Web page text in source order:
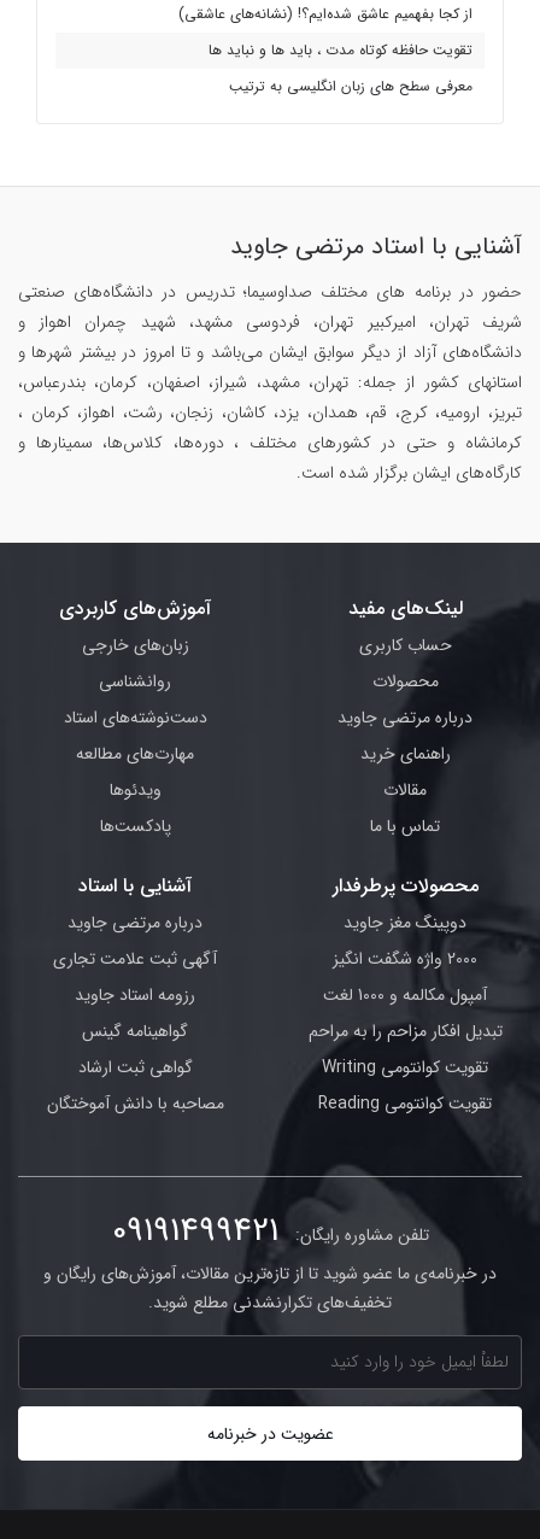
از کجا بفهمیم عاشق شده‌ایم؟! (نشانه‌های عاشقی)
تقویت حافظه کوتاه مدت ، باید ها و نباید ها
معرفی سطح های زبان انگلیسی به ترتیب
آشنایی با استاد مرتضی جاوید
حضور در برنامه های مختلف صداوسیما؛ تدریس در دانشگاه‌های صنعتی
شریف تهران، امیرکبیر تهران، فردوسی مشهد، شهید چمران اهواز و
دانشگاه‌های آزاد از دیگر سوابق ایشان می‌باشد و تا امروز در بیشتر شهرها و
استانهای کشور از جمله: تهران، مشهد، شیراز، اصفهان، کرمان، بندرعباس،
تبریز، ارومیه، کرج، قم، همدان، یزد، کاشان، زنجان، رشت، اهواز، کرمان ،
کرمانشاه و حتی در کشورهای مختلف ، دوره‌ها، کلاس‌ها، سمینار‌ها و
کارگاه‌های ایشان برگزار شده است.
لینک‌های مفید
حساب کاربری
محصولات
درباره مرتضی جاوید
راهنمای خرید
مقالات
تماس با ما
آموزش‌های کاربردی
زبان‌های خارجی
روانشناسی
دست‌نوشته‌های استاد
مهارت‌های مطالعه
ویدئوها
پادکست‌ها
محصولات پرطرفدار
دوپینگ مغز جاوید
2000 واژه شگفت انگیز
آمپول مکالمه و 1000 لغت
تبدیل افکار مزاحم را به مراحم
تقویت کوانتومی Writing
تقویت کوانتومی Reading
آشنایی با استاد
درباره مرتضی جاوید
آگهی ثبت علامت تجاری
رزومه استاد جاوید
گواهینامه گینس
گواهی ثبت ارشاد
مصاحبه با دانش آموختگان
تلفن مشاوره رایگان: 09191499421
در خبرنامه‌ی ما عضو شوید تا از تازه‌ترین مقالات، آموزش‌های رایگان و
تخفیف‌های تکرارنشدنی مطلع شوید.